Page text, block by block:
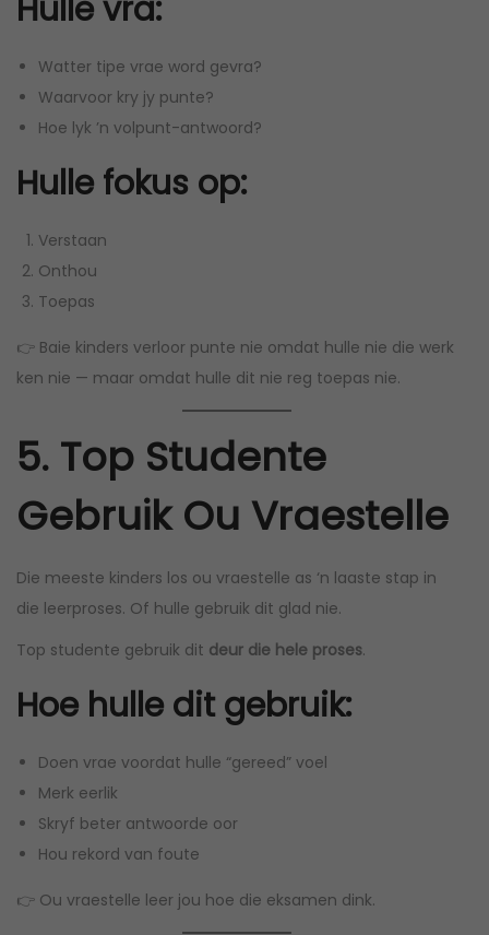
Hulle vra:
Watter tipe vrae word gevra?
Waarvoor kry jy punte?
Hoe lyk ’n volpunt-antwoord?
Hulle fokus op:
Verstaan
Onthou
Toepas
👉 Baie kinders verloor punte nie omdat hulle nie die werk
ken nie — maar omdat hulle dit nie reg toepas nie.
5. Top Studente
Gebruik Ou Vraestelle
Die meeste kinders los ou vraestelle as ‘n laaste stap in
die leerproses. Of hulle gebruik dit glad nie.
Top studente gebruik dit deur die hele proses.
Hoe hulle dit gebruik:
Doen vrae voordat hulle “gereed” voel
Merk eerlik
Skryf beter antwoorde oor
Hou rekord van foute
👉 Ou vraestelle leer jou hoe die eksamen dink.